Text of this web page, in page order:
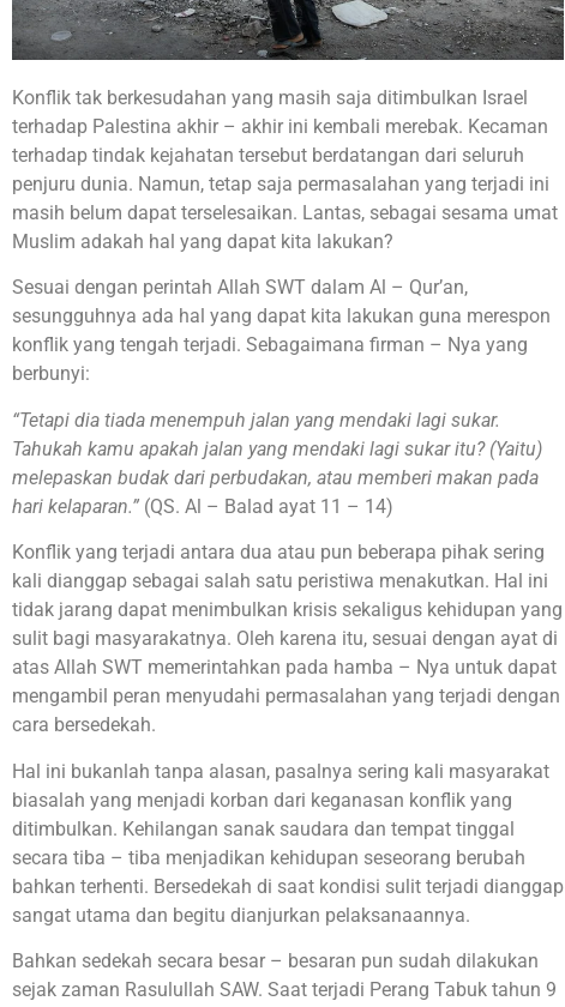
Konflik tak berkesudahan yang masih saja ditimbulkan Israel
terhadap Palestina akhir – akhir ini kembali merebak. Kecaman
terhadap tindak kejahatan tersebut berdatangan dari seluruh
penjuru dunia. Namun, tetap saja permasalahan yang terjadi ini
masih belum dapat terselesaikan. Lantas, sebagai sesama umat
Muslim adakah hal yang dapat kita lakukan?
Sesuai dengan perintah Allah SWT dalam Al – Qur’an,
sesungguhnya ada hal yang dapat kita lakukan guna merespon
konflik yang tengah terjadi. Sebagaimana firman – Nya yang
berbunyi:
“Tetapi dia tiada menempuh jalan yang mendaki lagi sukar.
Tahukah kamu apakah jalan yang mendaki lagi sukar itu? (Yaitu)
melepaskan budak dari perbudakan, atau memberi makan pada
hari kelaparan.” (QS. Al – Balad ayat 11 – 14)
Konflik yang terjadi antara dua atau pun beberapa pihak sering
kali dianggap sebagai salah satu peristiwa menakutkan. Hal ini
tidak jarang dapat menimbulkan krisis sekaligus kehidupan yang
sulit bagi masyarakatnya. Oleh karena itu, sesuai dengan ayat di
atas Allah SWT memerintahkan pada hamba – Nya untuk dapat
mengambil peran menyudahi permasalahan yang terjadi dengan
cara bersedekah.
Hal ini bukanlah tanpa alasan, pasalnya sering kali masyarakat
biasalah yang menjadi korban dari keganasan konflik yang
ditimbulkan. Kehilangan sanak saudara dan tempat tinggal
secara tiba – tiba menjadikan kehidupan seseorang berubah
bahkan terhenti. Bersedekah di saat kondisi sulit terjadi dianggap
sangat utama dan begitu dianjurkan pelaksanaannya.
Bahkan sedekah secara besar – besaran pun sudah dilakukan
sejak zaman Rasulullah SAW. Saat terjadi Perang Tabuk tahun 9